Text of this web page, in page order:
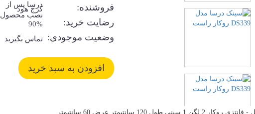
درسا پس از
نصب محصول
فروشنده: کرج هود
رضایت خرید: 90%
وضعیت موجودی: تماس بگیرید